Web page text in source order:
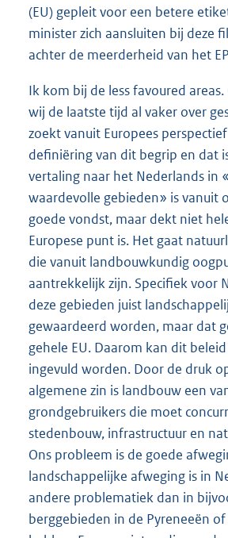
(EU) gepleit voor een betere
minister zich aansluiten bij deze
achter de meerderheid van het
Ik kom bij de less favoured
wij de laatste tijd al vaker over
zoekt vanuit Europees
definiëring van dit begrip en dat
vertaling naar het Nederlands in
waardevolle gebieden» is vanuit
goede vondst, maar dekt niet
Europese punt is. Het gaat
die vanuit landbouwkundig
aantrekkelijk zijn. Specifiek voor
deze gebieden juist
gewaardeerd worden, maar dat
gehele EU. Daarom kan dit
ingevuld worden. Door de druk
algemene zin is landbouw een
grondgebruikers die moet
stedenbouw, infrastructuur en
Ons probleem is de goede
landschappelijke afweging is in
andere problematiek dan in
berggebieden in de Pyreneeën